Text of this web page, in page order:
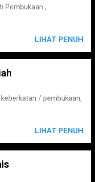
Pembukaan ,
LIHAT PENUH
/ pembukaan,
LIHAT PENUH